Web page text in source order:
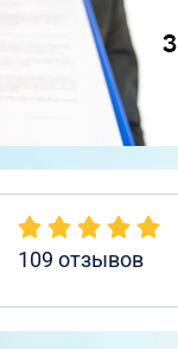
109 отзывов